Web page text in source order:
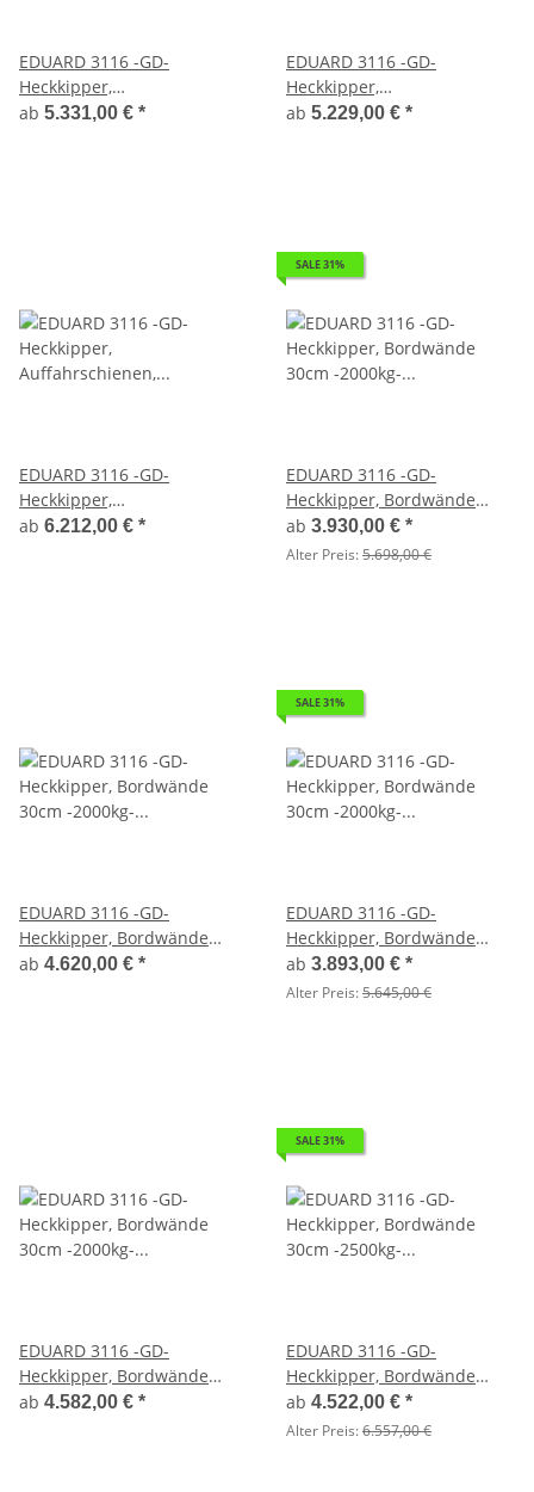
EDUARD 3116 -GD-
Heckkipper,
Auffahrschienen,
ab 5.331,00 € *
EDUARD 3116 -GD-
Heckkipper,
Auffahrschienen,
ab 5.229,00 € *
EDUARD 3116 -GD-
Heckkipper,
Auffahrschienen,
ab 6.212,00 € *
SALE 31%
EDUARD 3116 -GD-
Heckkipper, Bordwände
30cm -2000kg- H-Pumpe -
Lfh: 63cm -195/50R13
ab 3.930,00 € *
Alter Preis:5.698,00 €
EDUARD 3116 -GD-
Heckkipper, Bordwände
30cm -2000kg- H-Pumpe -
ab 4.620,00 € *
SALE 31%
EDUARD 3116 -GD-
Heckkipper, Bordwände
30cm -2000kg- H-Pumpe -
Lfh: 72cm -155R13
ab 3.893,00 € *
Alter Preis:5.645,00 €
EDUARD 3116 -GD-
Heckkipper, Bordwände
30cm -2000kg- H-Pumpe -
ab 4.582,00 € *
SALE 31%
EDUARD 3116 -GD-
Heckkipper, Bordwände
30cm -2500kg- E-Pumpe -
Lfh: 72cm -165R13
ab 4.522,00 € *
Alter Preis:6.557,00 €